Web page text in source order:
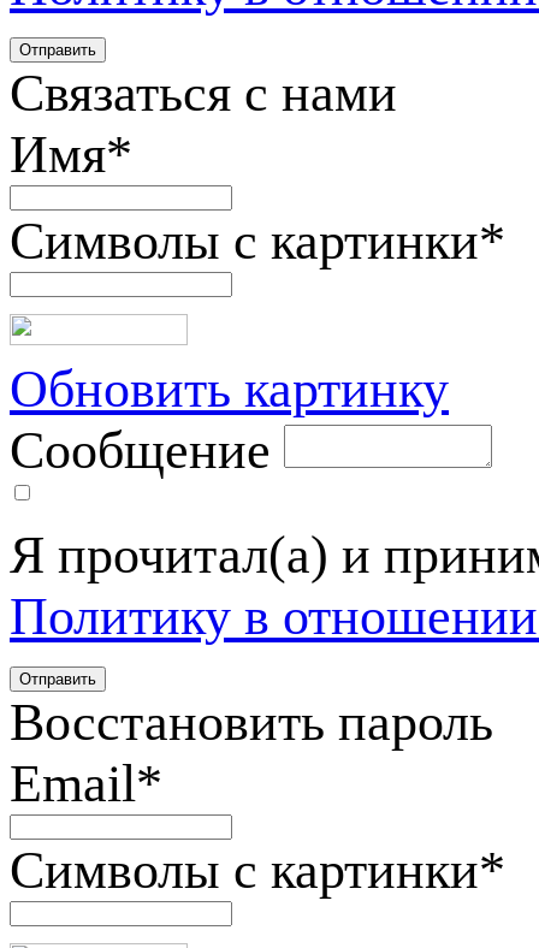
Связаться с нами
Имя*
Символы с картинки*
Обновить картинку
Сообщение
Я прочитал(а) и
Политику в
Восстановить пароль
Email*
Символы с картинки*